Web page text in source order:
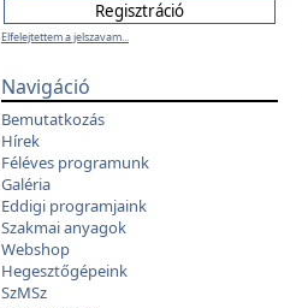
Elfelejtettem a jelszavam...
Navigáció
Bemutatkozás
Hírek
Féléves programunk
Galéria
Eddigi programjaink
Szakmai anyagok
Webshop
Hegesztőgépeink
SzMSz